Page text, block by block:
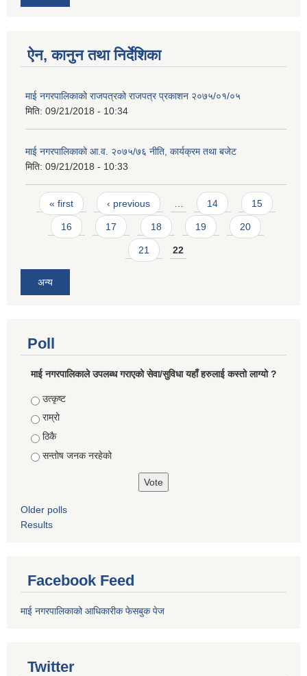
ऐन, कानुन तथा निर्देशिका
माई नगरपालिकाको राजपत्रको राजपत्र प्रकाशन २०७५/०१/०५
मिति: 09/21/2018 - 10:34
माई नगरपालिकाको आ.व. २०७५/७६ नीति, कार्यक्रम तथा बजेट
मिति: 09/21/2018 - 10:33
Pages
« first ‹ previous … 14 15
16 17 18 19 20
21 22
अन्य
Poll
माई नगरपालिकाले उपलब्ध गराएको सेवा/सुविधा यहाँ हरुलाई कस्तो लाग्यो ?
Choices
उत्कृष्ट
राम्रो
ठिकै
सन्तोष जनक नरहेको
Older polls
Results
Facebook Feed
माई नगरपालिकाको आधिकारीक फेसबुक पेज
Twitter